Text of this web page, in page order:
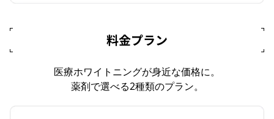
料金プラン
医療ホワイトニングが身近な価格に。
薬剤で選べる2種類のプラン。